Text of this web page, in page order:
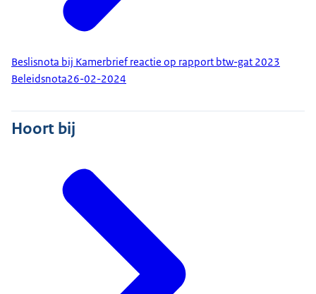
Beslisnota bij Kamerbrief reactie op rapport btw-gat 2023
Beleidsnota26-02-2024
Hoort bij